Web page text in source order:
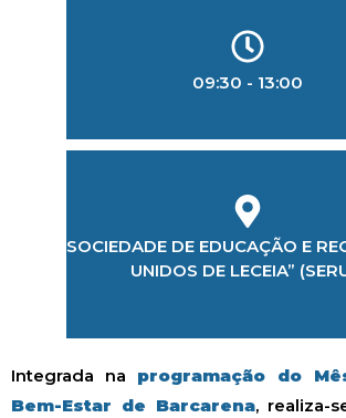
09:30 - 13:00
LOCALIZAÇÃO
SOCIEDADE DE EDUCAÇÃO E
UNIDOS DE LECEIA”
Integrada na programação do
Bem-Estar de Barcarena, realiza-